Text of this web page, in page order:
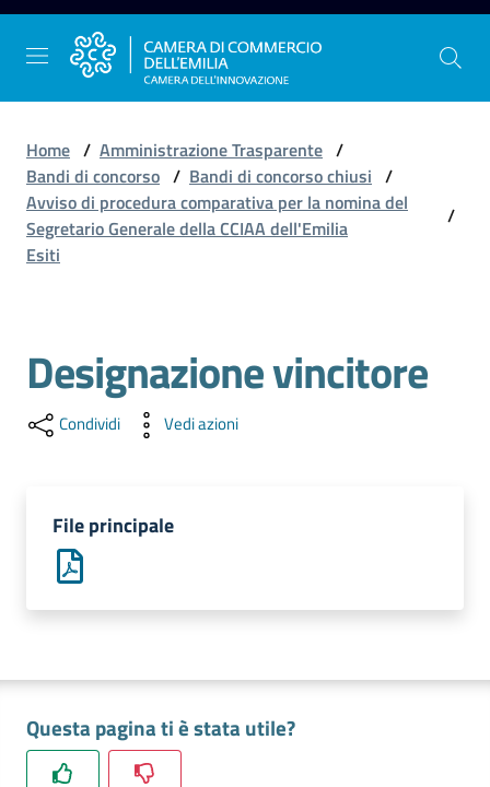
Vai al contenuto
Vai alla navigazione
Vai al footer
La
Camera
Gestire
l'impresa
territorio
e
il
Consumatore
Home / Amministrazione Trasparente /
Bandi di concorso / Bandi di concorso chiusi /
Avviso di procedura comparativa per la nomina del
Segretario Generale della CCIAA dell'Emilia
/
Esiti
Designazione vincitore
Condividi Vedi azioni
File principale
Questa pagina ti è stata utile?